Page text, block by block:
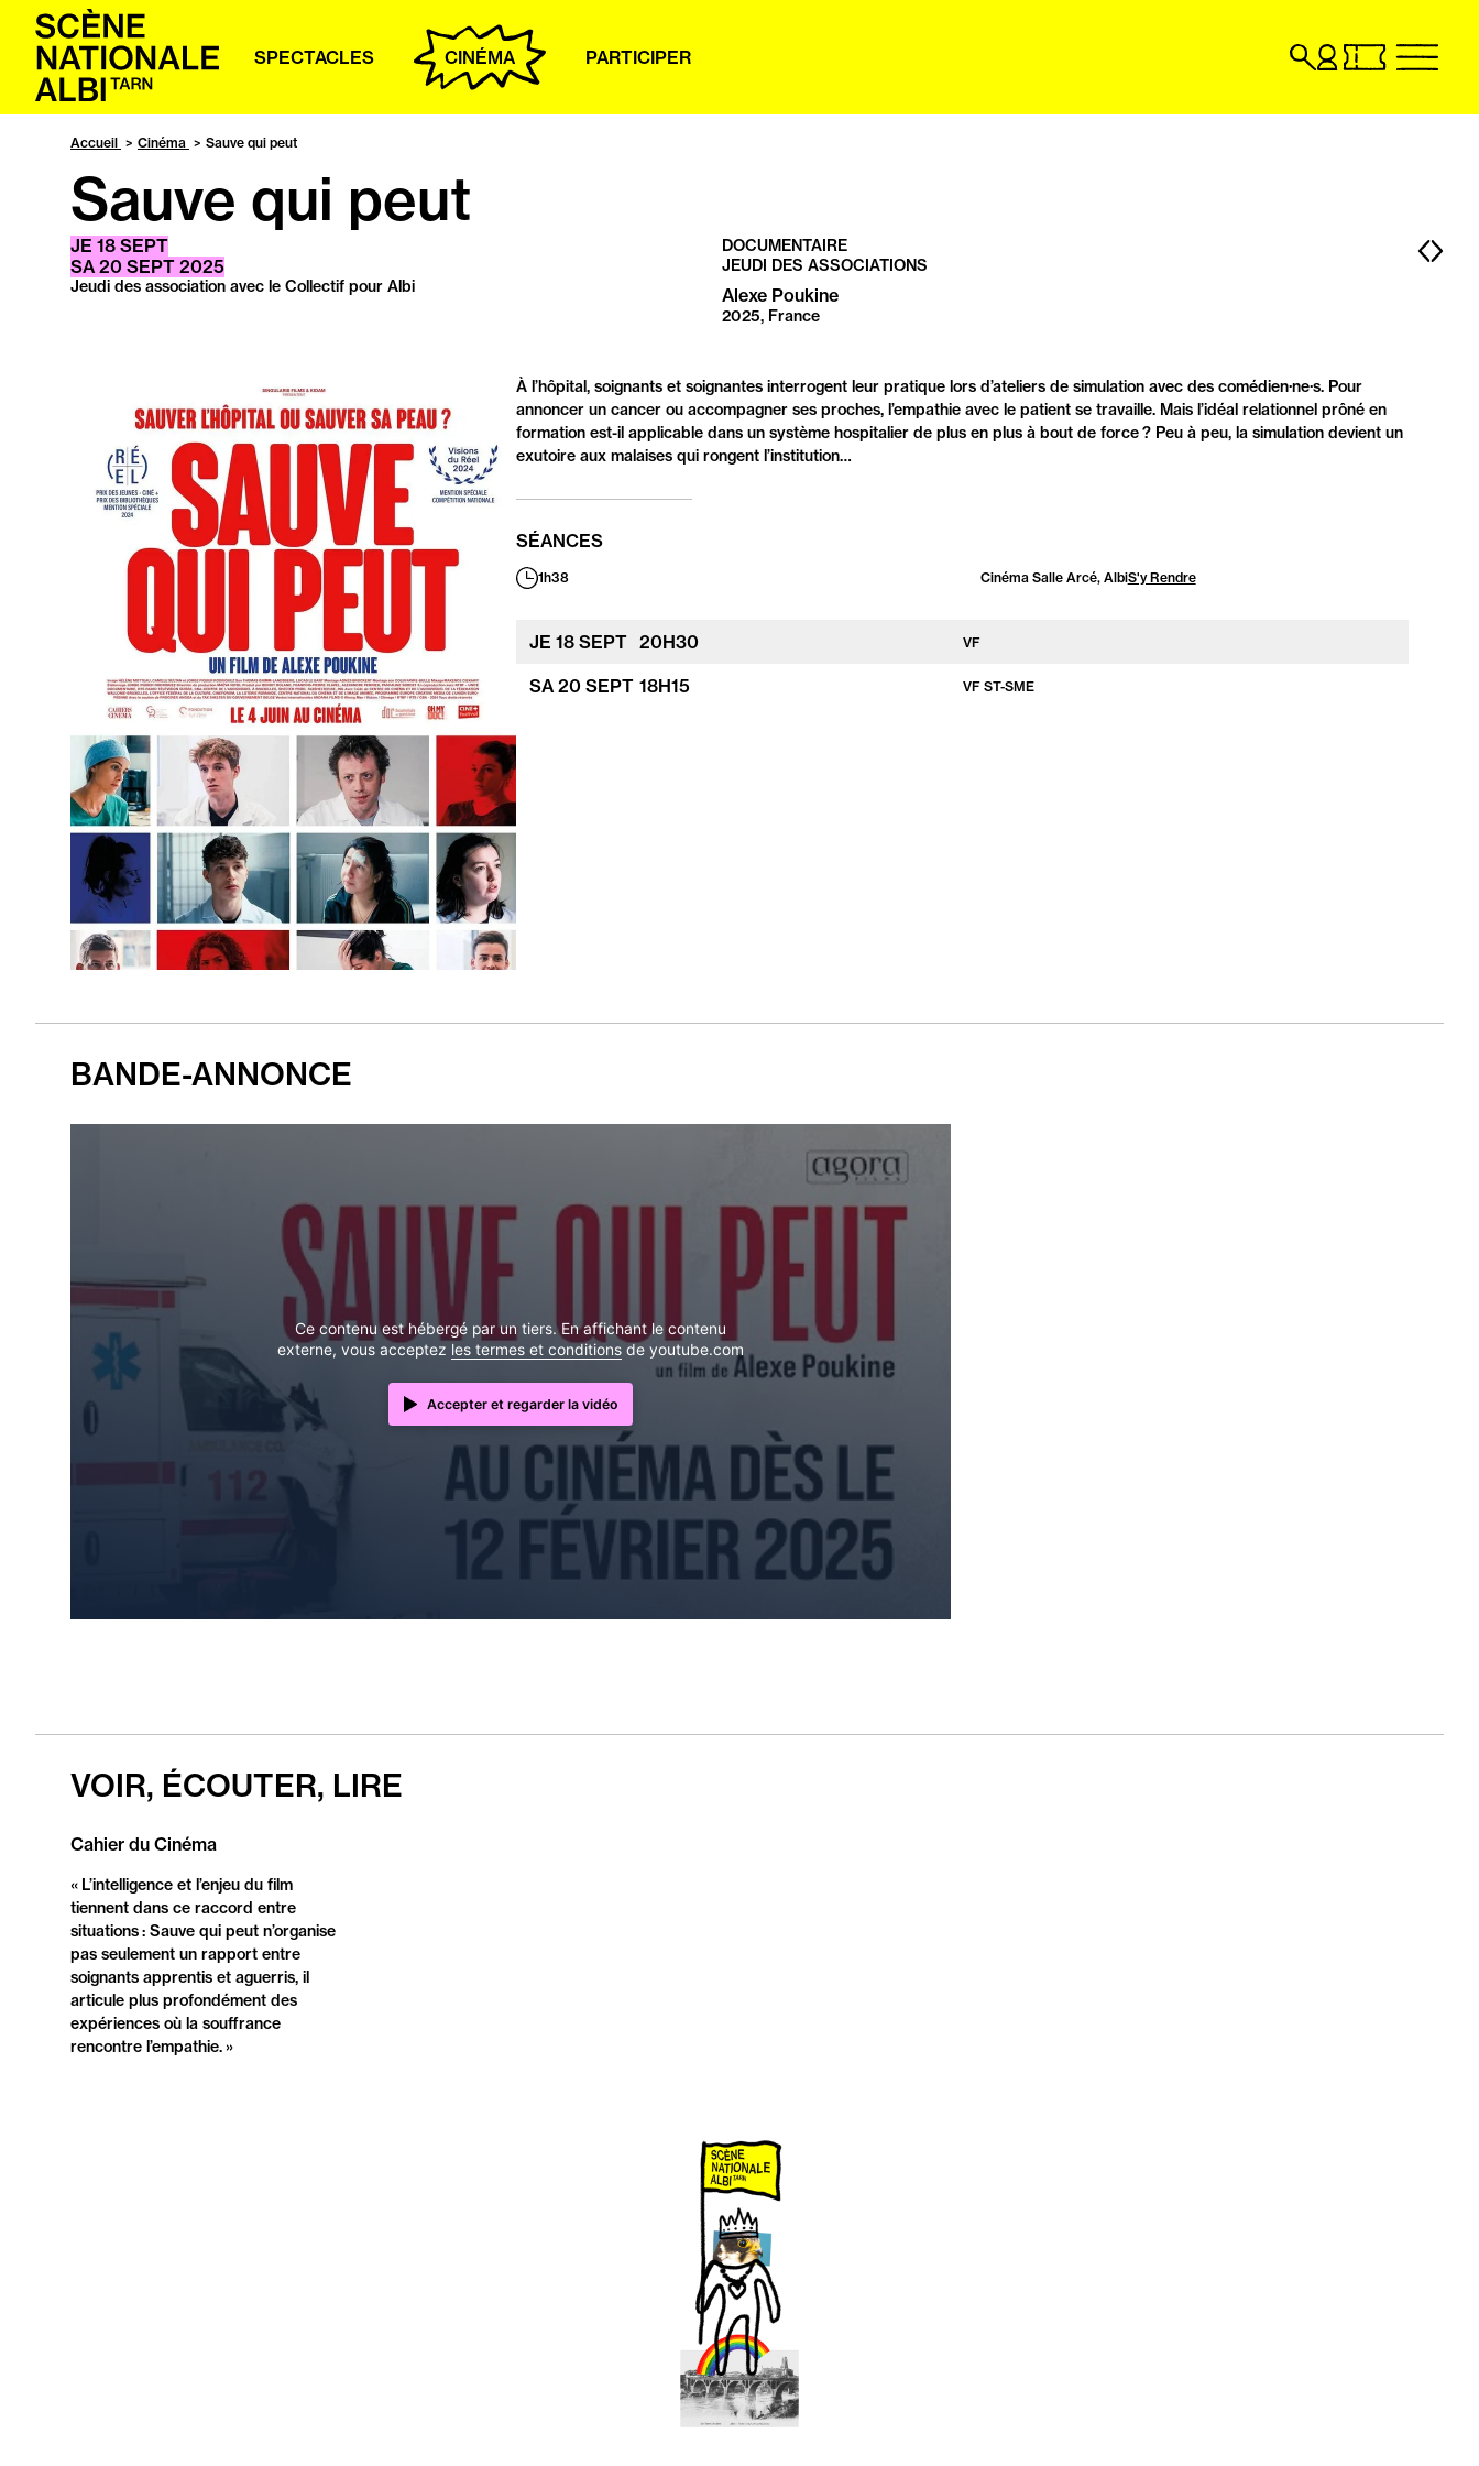
Accueil
SPECTACLES CINÉMA PARTICIPER Recherche
Compte
Billetteriemenu
Accueil Cinéma Sauve qui peut
Sauve qui peut
JE 18 SEPT
SA 20 SEPT 2025
Jeudi des association avec le Collectif pour Albi
DOCUMENTAIRE
JEUDI DES ASSOCIATIONS
Alexe Poukine
2025, France
PRÉSENTATION
À l’hôpital, soignants et soignantes interrogent leur pratique lors d’ateliers de simulation avec des comédien·ne·s. Pour
annoncer un cancer ou accompagner ses proches, l’empathie avec le patient se travaille. Mais l’idéal relationnel prôné en
formation est-il applicable dans un système hospitalier de plus en plus à bout de force ? Peu à peu, la simulation devient un
exutoire aux malaises qui rongent l’institution…
SÉANCES
Durée1h38 Cinéma Salle Arcé, AlbiS'y Rendre
JE 18SEPT 20H30 VF
SA 20SEPT 18H15 VF ST-SME
BANDE-ANNONCE
Ce contenu est hébergé par un tiers. En affichant le contenu
externe, vous acceptez les termes et conditionsde youtube.com
Accepter et regarder la vidéo
VOIR, ÉCOUTER, LIRE
Revue
presse
« L’intelligence et l’enjeu du film
tiennent dans ce raccord entre
situations : Sauve qui peut n’organise
pas seulement un rapport entre
soignants apprentis et aguerris, il
articule plus profondément des
expériences où la souffrance
rencontre l’empathie. »
Cahier du Cinéma